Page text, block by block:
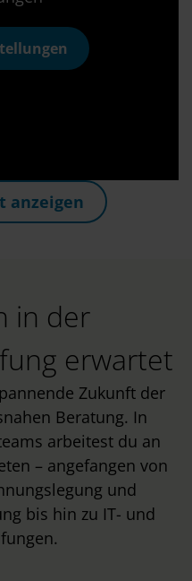
anzeigenin neuem Tab)
in der
erwartet
Zukunft der
Beratung. In
arbeitest du an
– angefangen von
und
bis hin zu IT- und